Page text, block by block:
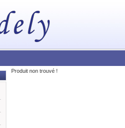
Produit non trouvé !